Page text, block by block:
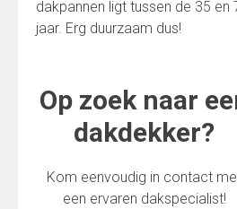
dakpannen ligt tussen de 35 en
jaar. Erg duurzaam dus!
Op zoek naar
dakdekker?
Kom eenvoudig in contact
een ervaren dakspecialist!